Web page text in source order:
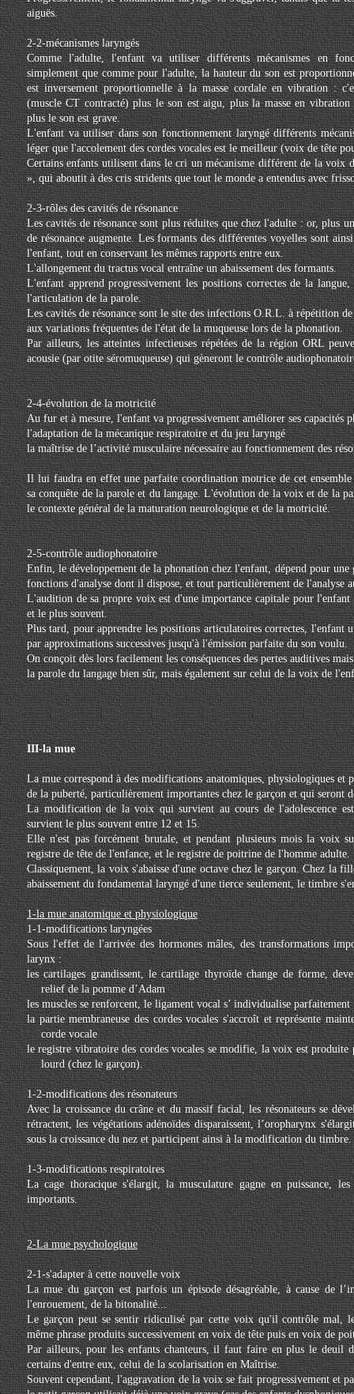
aiguës.
2-2-mécanismes laryngés
Comme l'adulte, l'enfant va utiliser différents mécanismes en
simplement que comme pour l'adulte, la hauteur du son est
est inversement proportionnelle à la masse cordale en vibration :
(muscle CT contracté) plus le son est aigu, plus la masse en
plus le son est grave.
L'enfant va utiliser dans son fonctionnement laryngé différents
léger que l'accolement des cordes vocales est le meilleur (voix de tête
Certains enfants utilisent dans le cri un mécanisme différent de la voix
», qui aboutit à des cris stridents que tout le monde a entendus avec
2-3-rôles des cavités de résonance
Les cavités de résonance sont plus réduites que chez l'adulte : or, plus
de résonance augmente. Les formants des différentes voyelles sont
l'enfant, tout en conservant les mêmes rapports entre eux.
L'allongement du tractus vocal entraîne un abaissement des formants.
L'enfant apprend progressivement les positions correctes de la
l'articulation de la parole.
Les cavités de résonance sont le site des infections O.R.L. à répétition
aux variations fréquentes de l'état de la muqueuse lors de la phonation.
Par ailleurs, les atteintes infectieuses répétées de la région ORL
acousie (par otite séromuqueuse) qui gèneront le contrôle
2-4-évolution de la motricité
Au fur et à mesure, l'enfant va progressivement améliorer ses capacités
l'adaptation de la mécanique respiratoire et du jeu laryngé
la maîtrise de l’activité musculaire nécessaire au fonctionnement des
Il lui faudra en effet une parfaite coordination motrice de cet ensemble
sa conquête de la parole et du langage. L'évolution de la voix et de la
le contexte général de la maturation neurologique et de la motricité.
2-5-contrôle audiophonatoire
Enfin, le développement de la phonation chez l'enfant, dépend pour une
fonctions d'analyse dont il dispose, et tout particulièrement de l'analyse
L'audition de sa propre voix est d'une importance capitale pour
et le plus souvent.
Plus tard, pour apprendre les positions articulatoires correctes, l'enfant
par approximations successives jusqu'à l'émission parfaite du son voulu.
On conçoit dès lors facilement les conséquences des pertes auditives
la parole du langage bien sûr, mais également sur celui de la voix de
III-la mue
La mue correspond à des modifications anatomiques, physiologiques et
de la puberté, particulièrement importantes chez le garçon et qui seront
La modification de la voix qui survient au cours de l'adolescence
survient le plus souvent entre 12 et 15.
Elle n'est pas forcément brutale, et pendant plusieurs mois la voix
registre de tête de l'enfance, et le registre de poitrine de l'homme adulte.
Classiquement, la voix s'abaisse d'une octave chez le garçon. Chez la
abaissement du fondamental laryngé d'une tierce seulement, le timbre
1-la mue anatomique et physiologique
1-1-modifications laryngées
Sous l'effet de l'arrivée des hormones mâles, des transformations
larynx :
les cartilages grandissent, le cartilage thyroïde change de forme,
relief de la pomme d’Adam
les muscles se renforcent, le ligament vocal s’ individualise parfaitement
la partie membraneuse des cordes vocales s'accroît et représente
corde vocale
le registre vibratoire des cordes vocales se modifie, la voix est produite
lourd (chez le garçon).
1-2-modifications des résonateurs
Avec la croissance du crâne et du massif facial, les résonateurs se
rétractent, les végétations adénoïdes disparaissent, l’oropharynx
sous la croissance du nez et participent ainsi à la modification du timbre.
1-3-modifications respiratoires
La cage thoracique s'élargit, la musculature gagne en puissance,
importants.
2-La mue psychologique
2-1-s'adapter à cette nouvelle voix
La mue du garçon est parfois un épisode désagréable, à cause de
l'enrouement, de la bitonalité...
Le garçon peut se sentir ridiculisé par cette voix qu'il contrôle mal,
même phrase produits successivement en voix de tête puis en voix de
Par ailleurs, pour les enfants chanteurs, il faut faire en plus le deuil
certains d'entre eux, celui de la scolarisation en Maîtrise.
Souvent cependant, l'aggravation de la voix se fait progressivement et